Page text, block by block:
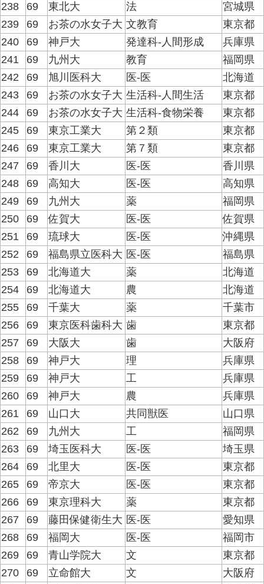
238
69 東北大 法
宮城県
239
69 お茶の水女子大 文教育
東京都
240
69 神戸大 発達科-人間形成
兵庫県
241
69 九州大 教育
福岡県
242
69 旭川医科大 医-医
北海道
243
69 お茶の水女子大 生活科-人間生活
東京都
244
69 お茶の水女子大 生活科-食物栄養
東京都
245
69 東京工業大 第２類
東京都
246
69 東京工業大 第７類
東京都
247
69 香川大 医-医
香川県
248
69 高知大 医-医
高知県
249
69 九州大 薬
福岡県
250
69 佐賀大 医-医
佐賀県
251
69 琉球大 医-医
沖縄県
252
69 福島県立医科大 医-医
福島県
253
69 北海道大 薬
北海道
254
69 北海道大 農
北海道
255
69 千葉大 薬
千葉市
256
69 東京医科歯科大 歯
東京都
257
69 大阪大 歯
大阪府
258
69 神戸大 理
兵庫県
259
69 神戸大 工
兵庫県
260
69 神戸大 農
兵庫県
261
69 山口大 共同獣医
山口県
262
69 九州大 工
福岡県
263
69 埼玉医科大 医-医
埼玉県
264
69 北里大 医-医
東京都
265
69 帝京大 医-医
東京都
266
69 東京理科大 薬
東京都
267
69 藤田保健衛生大 医-医
愛知県
268
69 福岡大 医-医
福岡市
269
69 青山学院大 文
東京都
270
69 立命館大 文
大阪府